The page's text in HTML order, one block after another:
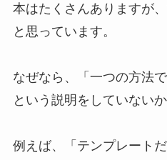
本はたくさんありますが
と思っています。
なぜなら、「一つの方法
という説明をしていないか
例えば、「テンプレート